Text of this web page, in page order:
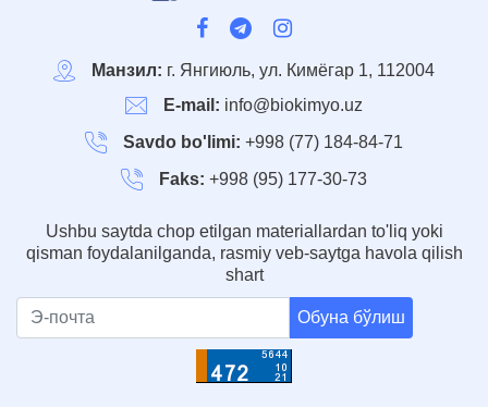
Манзил: г. Янгиюль, ул. Кимёгар 1, 112004
E-mail: info@biokimyo.uz
Savdo bo'limi: +998 (77) 184-84-71
Faks: +998 (95) 177-30-73
Ushbu saytda chop etilgan materiallardan to'liq yoki
qisman foydalanilganda, rasmiy veb-saytga havola qilish
shart
Обуна бўлиш